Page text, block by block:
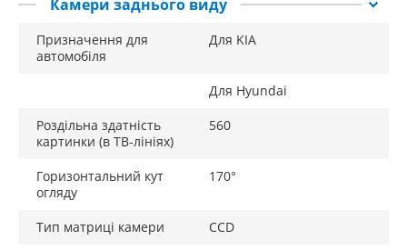
Камери заднього виду
Призначення для
автомобіля
Для KIA
Для Hyundai
Роздільна здатність
картинки (в ТВ-лініях)
560
Горизонтальний кут
огляду
170°
Тип матриці камери
CCD